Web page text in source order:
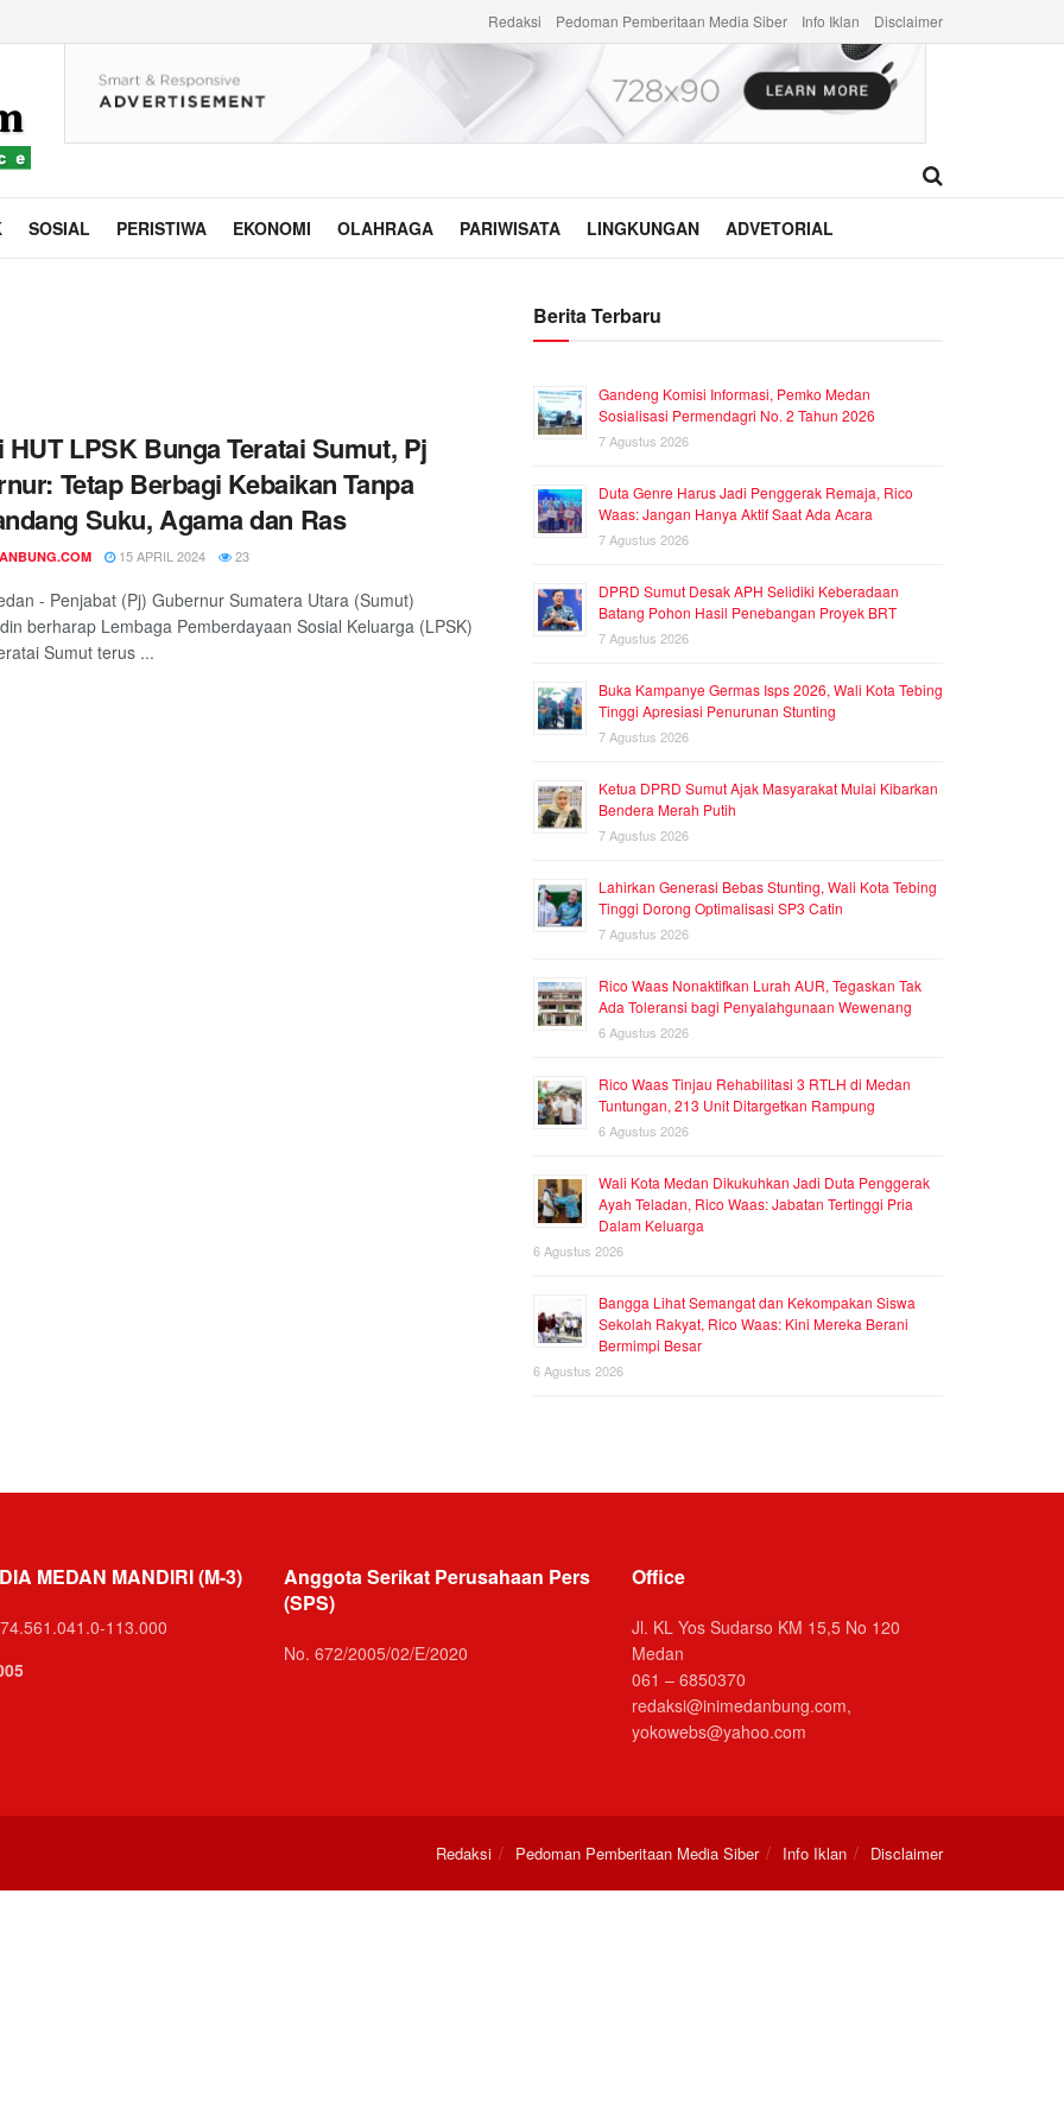
Redaksi Pedoman Pemberitaan Media Siber Info Iklan Disclaimer
SOSIAL PERISTIWA EKONOMI OLAHRAGA PARIWISATA LINGKUNGAN ADVETORIAL
HUT LPSK Bunga Teratai Sumut, Pj
Tetap Berbagi Kebaikan Tanpa
Suku, Agama dan Ras
15 APRIL 2024 23
- Penjabat (Pj) Gubernur Sumatera Utara (Sumut)
berharap Lembaga Pemberdayaan Sosial Keluarga (LPSK)
Sumut terus ...
Berita Terbaru
Gandeng Komisi Informasi, Pemko Medan
Sosialisasi Permendagri No. 2 Tahun 2026
7 Agustus 2026
Duta Genre Harus Jadi Penggerak Remaja, Rico
Waas: Jangan Hanya Aktif Saat Ada Acara
7 Agustus 2026
DPRD Sumut Desak APH Selidiki Keberadaan
Batang Pohon Hasil Penebangan Proyek BRT
7 Agustus 2026
Buka Kampanye Germas Isps 2026, Wali Kota Tebing
Tinggi Apresiasi Penurunan Stunting
7 Agustus 2026
Ketua DPRD Sumut Ajak Masyarakat Mulai Kibarkan
Bendera Merah Putih
7 Agustus 2026
Lahirkan Generasi Bebas Stunting, Wali Kota Tebing
Tinggi Dorong Optimalisasi SP3 Catin
7 Agustus 2026
Rico Waas Nonaktifkan Lurah AUR, Tegaskan Tak
Ada Toleransi bagi Penyalahgunaan Wewenang
6 Agustus 2026
Rico Waas Tinjau Rehabilitasi 3 RTLH di Medan
Tuntungan, 213 Unit Ditargetkan Rampung
6 Agustus 2026
Wali Kota Medan Dikukuhkan Jadi Duta Penggerak
Ayah Teladan, Rico Waas: Jabatan Tertinggi Pria
Dalam Keluarga
6 Agustus 2026
Bangga Lihat Semangat dan Kekompakan Siswa
Sekolah Rakyat, Rico Waas: Kini Mereka Berani
Bermimpi Besar
6 Agustus 2026
MEDAN MANDIRI (M-3)
113.000
Anggota Serikat Perusahaan Pers
(SPS)
No. 672/2005/02/E/2020
Office
Jl. KL Yos Sudarso KM 15,5 No 120
Medan
061 – 6850370
redaksi@inimedanbung.com,
yokowebs@yahoo.com
Redaksi Pedoman Pemberitaan Media Siber Info Iklan Disclaimer